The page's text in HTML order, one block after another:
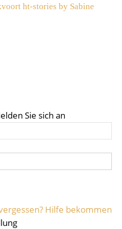
ht-stories by Sabine
Sie sich an
Hilfe bekommen